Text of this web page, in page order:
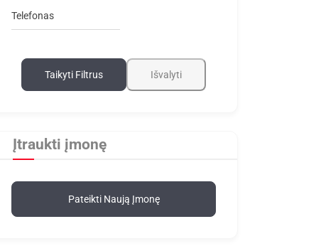
Telefonas
Taikyti Filtrus Išvalyti
Įtraukti įmonę
Pateikti Naują Įmonę